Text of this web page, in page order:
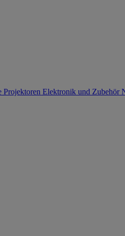
Projektoren Elektronik und Zubehör